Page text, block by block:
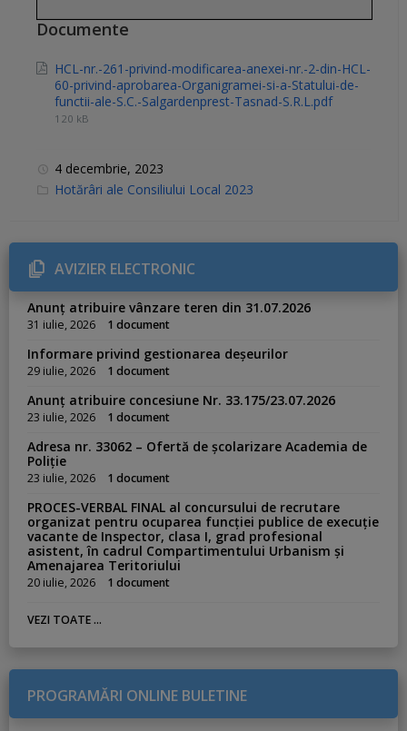
Documente
HCL-nr.-261-privind-modificarea-anexei-nr.-2-din-HCL-
60-privind-aprobarea-Organigramei-si-a-Statului-de-
functii-ale-S.C.-Salgardenprest-Tasnad-S.R.L.pdf
120 kB
4 decembrie, 2023
C
r
i
e
s
Hotărâri ale Consiliului Local 2023
AVIZIER ELECTRONIC
Anunț atribuire vânzare teren din 31.07.2026
31 iulie, 2026 1 document
Informare privind gestionarea deșeurilor
29 iulie, 2026 1 document
Anunț atribuire concesiune Nr. 33.175/23.07.2026
23 iulie, 2026 1 document
Adresa nr. 33062 – Ofertă de școlarizare Academia de
Poliție
23 iulie, 2026 1 document
PROCES-VERBAL FINAL al concursului de recrutare
organizat pentru ocuparea funcției publice de execuție
vacante de Inspector, clasa I, grad profesional
asistent, în cadrul Compartimentului Urbanism și
Amenajarea Teritoriului
20 iulie, 2026 1 document
VEZI TOATE ...
PROGRAMĂRI ONLINE BULETINE